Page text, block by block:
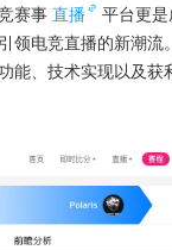
赛事直播
平台更
领电竞直播的新潮流
、技术实现以及获